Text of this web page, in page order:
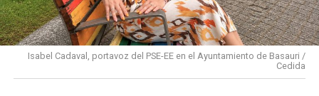
Isabel Cadaval, portavoz del PSE-EE en el Ayuntamiento de Basauri /
Cedida